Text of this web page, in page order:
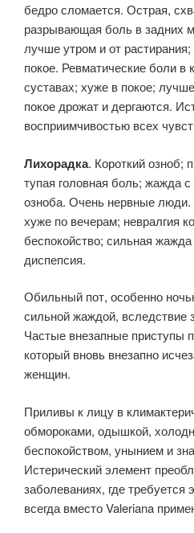
бедро сломается. Острая,
разрывающая боль в задних
лучше утром и от
покое. Ревматические боли в
суставах; хуже в покое;
покое дрожат и дергаются.
восприимчивостью всех
Лихорадка. Короткий озноб;
тупая головная боль; жажда
озноба. Очень нервные
хуже по вечерам; невралгия
беспокойство; сильная
диспепсия.
Обильный пот, особенно
сильной жаждой, вследствие
Частые внезапные приступы
который вновь внезапно
женщин.
Приливы к лицу в
обмороками, одышкой,
беспокойством, унынием и
Истерический элемент
заболеваниях, где требуется
всегда вместо Valeriana